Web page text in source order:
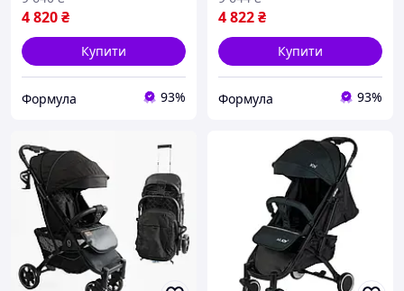
4 820₴
Купити
Формула 93%
4 822₴
Купити
Формула 93%